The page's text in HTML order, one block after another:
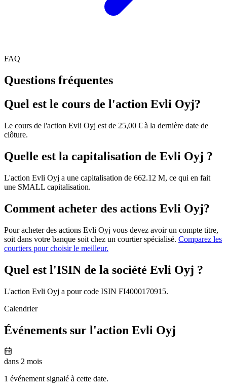
FAQ
Questions fréquentes
Quel est le cours de l'action Evli Oyj?
Le cours de l'action Evli Oyj est de 25,00 € à la dernière date de
clôture.
Quelle est la capitalisation de Evli Oyj ?
L'action Evli Oyj a une capitalisation de 662.12 M, ce qui en fait
une SMALL capitalisation.
Comment acheter des actions Evli Oyj?
Pour acheter des actions Evli Oyj vous devez avoir un compte titre,
soit dans votre banque soit chez un courtier spécialisé. Comparez les
courtiers pour choisir le meilleur.
Quel est l'ISIN de la société Evli Oyj ?
L'action Evli Oyj a pour code ISIN FI4000170915.
Calendrier
Événements sur l'action Evli Oyj
dans 2 mois
1 événement signalé à cette date.